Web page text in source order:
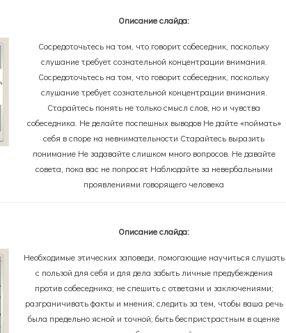
Описание слайда:
Сосредоточьтесь на том, что говорит собеседник, поскольку
слушание требует сознательной концентрации внимания.
Сосредоточьтесь на том, что говорит собеседник, поскольку
слушание требует сознательной концентрации внимания.
Старайтесь понять не только смысл слов, но и чувства
собеседника. Не делайте поспешных выводов Не дайте «поймать»
себя в споре на невнимательности Старайтесь выразить
понимание Не задавайте слишком много вопросов. Не давайте
совета, пока вас не попросят Наблюдайте за невербальными
проявлениями говорящего человека
Описание слайда:
Необходимые этических заповеди, помогающие научиться слушать
с пользой для себя и для дела забыть личные предубеждения
против собеседника; не спешить с ответами и заключениями;
разграничивать факты и мнения; следить за тем, чтобы ваша речь
была предельно ясной и точной; быть беспристрастным в оценке